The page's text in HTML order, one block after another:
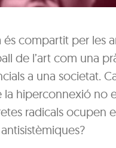
és compartit per les
de l’art com una
a una societat.
la hiperconnexió
radicals ocupen